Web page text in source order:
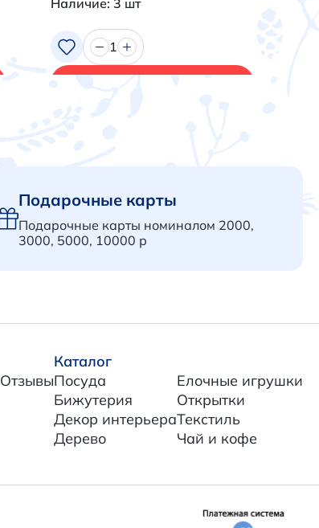
1
Подарочные карты
Подарочные карты номиналом 2000,
3000, 5000, 10000 р
Отзывы
Каталог
Посуда
Бижутерия
Декор интерьера
Дерево
Елочные игрушки
Открытки
Текстиль
Чай и кофе